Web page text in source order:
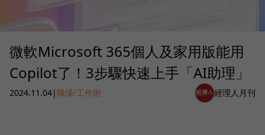
微軟Microsoft 365個人及家用版能用
Copilot了！3步驟快速上手「AI助理」
2024.11.04|職場/工作術 經理人月刊